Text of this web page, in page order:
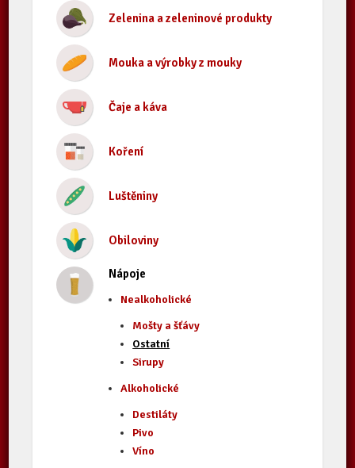
Zelenina a zeleninové produkty
Mouka a výrobky z mouky
Čaje a káva
Koření
Luštěniny
Obiloviny
Nápoje
Nealkoholické
Mošty a šťávy
Ostatní
Sirupy
Alkoholické
Destiláty
Pivo
Víno